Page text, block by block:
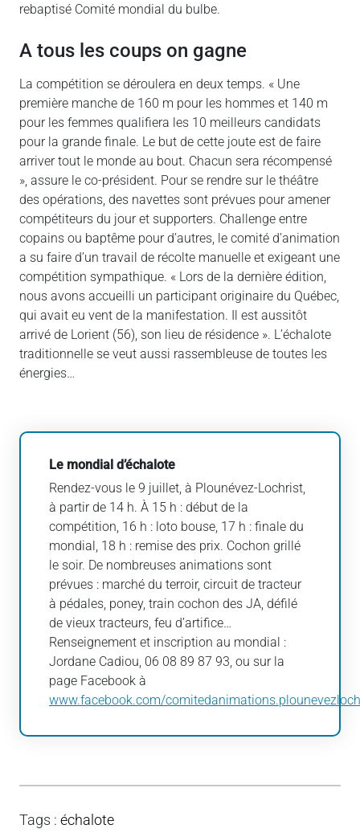
rebaptisé Comité mondial du bulbe.
A tous les coups on gagne
La compétition se déroulera en deux temps. « Une
première manche de 160 m pour les hommes et 140 m
pour les femmes qualifiera les 10 meilleurs candidats
pour la grande finale. Le but de cette joute est de faire
arriver tout le monde au bout. Chacun sera récompensé
», assure le co-président. Pour se rendre sur le théâtre
des opérations, des navettes sont prévues pour amener
compétiteurs du jour et supporters. Challenge entre
copains ou baptême pour d’autres, le comité d’animation
a su faire d’un travail de récolte manuelle et exigeant une
compétition sympathique. « Lors de la dernière édition,
nous avons accueilli un participant originaire du Québec,
qui avait eu vent de la manifestation. Il est aussitôt
arrivé de Lorient (56), son lieu de résidence ». L’échalote
traditionnelle se veut aussi rassembleuse de toutes les
énergies…
Le mondial d’échalote
Rendez-vous le 9 juillet, à Plounévez-Lochrist,
à partir de 14 h. À 15 h : début de la
compétition, 16 h : loto bouse, 17 h : finale du
mondial, 18 h : remise des prix. Cochon grillé
le soir. De nombreuses animations sont
prévues : marché du terroir, circuit de tracteur
à pédales, poney, train cochon des JA, défilé
de vieux tracteurs, feu d’artifice…
Renseignement et inscription au mondial :
Jordane Cadiou, 06 08 89 87 93, ou sur la
page Facebook à
www.facebook.com/
Tags : échalote